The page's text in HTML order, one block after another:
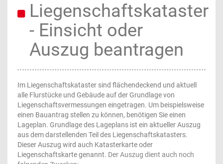
Liegenschaftskataster
- Einsicht oder
Auszug beantragen
Im Liegenschaftskataster sind flächendeckend und aktuell
alle Flurstücke und Gebäude auf der Grundlage von
Liegenschaftsvermessungen eingetragen. Um beispielsweise
einen Bauantrag stellen zu können, benötigen Sie einen
Lageplan. Grundlage des Lageplans ist ein aktueller Auszug
aus dem darstellenden Teil des Liegenschaftskatasters.
Dieser Auszug wird auch Katasterkarte oder
Liegenschaftskarte genannt. Der Auszug dient auch noch